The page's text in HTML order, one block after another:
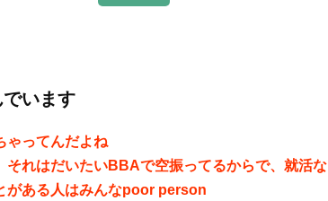
います
ゃってんだよね
れはだいたいBBAで空振ってるからで、就活な
がある人はみんなpoor person